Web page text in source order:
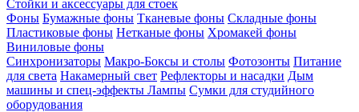
Стойки и аксессуары для стоек
Фоны Бумажные фоны Тканевые фоны Складные фоны
Пластиковые фоны Нетканые фоны Хромакей фоны
Виниловые фоны
Синхронизаторы Макро-Боксы и столы Фотозонты Питание
для света Накамерный свет Рефлекторы и насадки Дым
машины и спец-эффекты Лампы Сумки для студийного
оборудования